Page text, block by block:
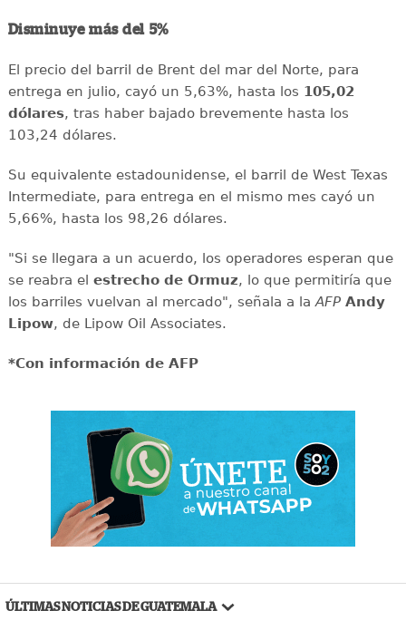
Disminuye más del 5%
El precio del barril de Brent del mar del Norte, para
entrega en julio, cayó un 5,63%, hasta los 105,02
dólares, tras haber bajado brevemente hasta los
103,24 dólares.
Su equivalente estadounidense, el barril de West Texas
Intermediate, para entrega en el mismo mes cayó un
5,66%, hasta los 98,26 dólares.
"Si se llegara a un acuerdo, los operadores esperan que
se reabra el estrecho de Ormuz, lo que permitiría que
los barriles vuelvan al mercado", señala a laAFP Andy
Lipow, de Lipow Oil Associates.
*Con información de AFP
ÚLTIMAS NOTICIAS DE GUATEMALA